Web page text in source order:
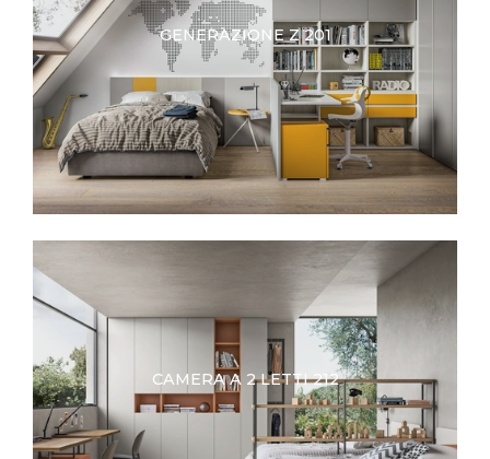
GENERAZIONE Z 201
CAMERA A 2 LETTI 212